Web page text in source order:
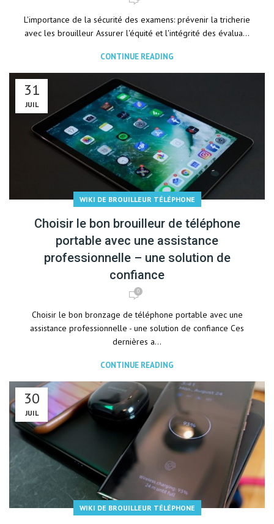
L'importance de la sécurité des examens: prévenir la tricherie
avec les brouilleur Assurer l'équité et l'intégrité des évalua...
CONTINUE READING
31
JUIL
WIKI DE BROUILLEUR TÉLÉPHONE
Choisir le bon brouilleur de téléphone
portable avec une assistance
professionnelle – une solution de
confiance
0
Choisir le bon bronzage de téléphone portable avec une
assistance professionnelle - une solution de confiance Ces
dernières a...
CONTINUE READING
30
JUIL
WIKI DE BROUILLEUR TÉLÉPHONE